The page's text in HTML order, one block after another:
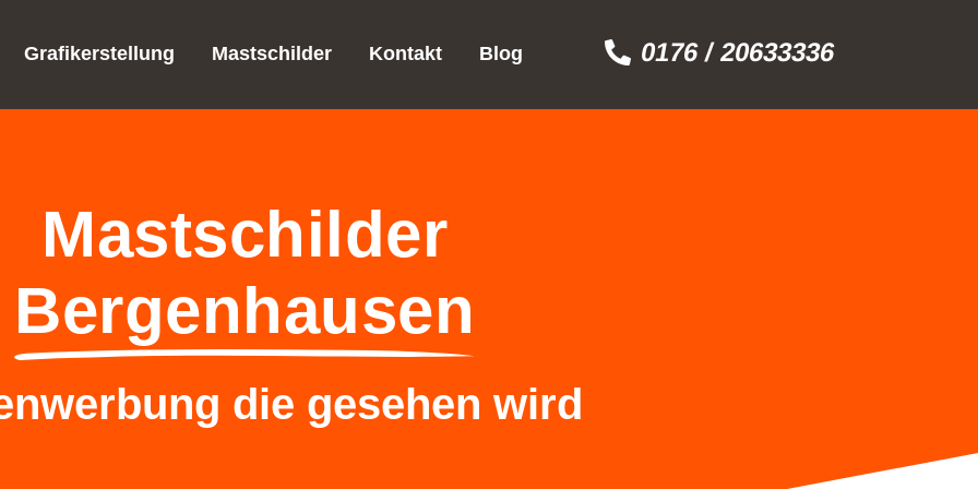
Grafikerstellung Mastschilder Kontakt Blog 0176 / 20633336
Mastschilder
Bergenhausen
die gesehen wird